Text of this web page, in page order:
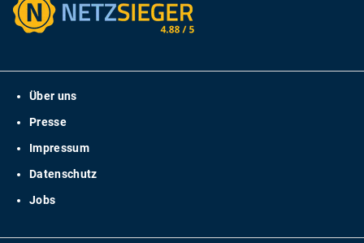
Über uns
Presse
Impressum
Datenschutz
Jobs